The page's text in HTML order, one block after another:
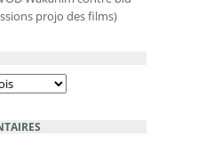
projo des films)